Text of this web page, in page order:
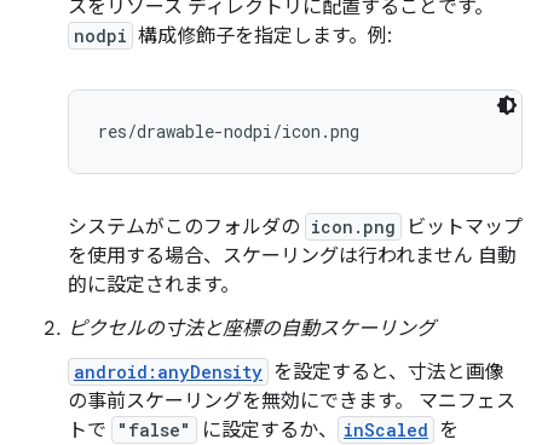
スをリソース ディレクトリに配置することです。
nodpi 構成修飾子を指定します。例:
res/drawable-nodpi/icon.png
システムがこのフォルダの icon.png
ビットマップ
を使用する場合、スケーリングは行われません 自動
的に設定されます。
ピクセルの寸法と座標の自動スケーリング
android:anyDensity を設定すると、寸法と画像
の事前スケーリングを無効にできます。 マニフェス
トで
"false" に設定するか、 inScaled を